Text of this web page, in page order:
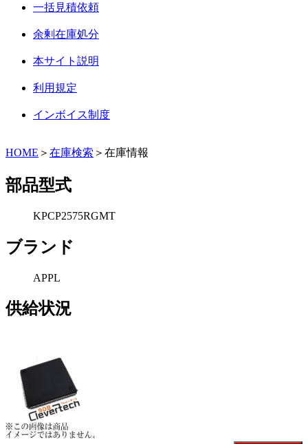
一括見積依頼
余剰在庫処分
本サイト説明
利用規定
インボイス制度
HOME ＞ 在庫検索 ＞在庫情報
部品型式
KPCP2575RGMT
ブランド
APPL
供給状況